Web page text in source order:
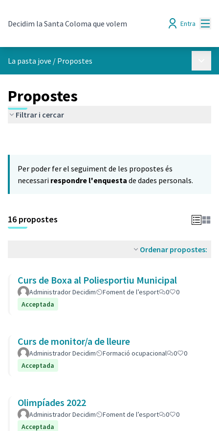
Decidim la Santa Coloma que volem Entra
La pasta jove / Propostes
Propostes
Filtrar i cercar
Per poder fer el seguiment de les propostes és
necessari respondre l'enquesta de dades personals.
16 propostes
Ordenar propostes:
Curs de Boxa al Poliesportiu Municipal
Administrador Decidim Foment de l’esport 0
0
Acceptada
Curs de monitor/a de lleure
Administrador Decidim Formació ocupacional 0
0
Acceptada
Olimpíades 2022
Administrador Decidim Foment de l’esport 0
0
Acceptada